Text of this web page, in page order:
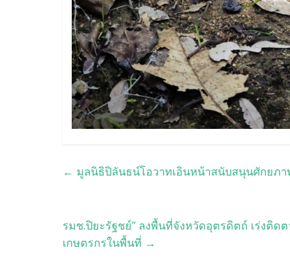
← มูลนิธิปิลันธน์โอวาทเอินหน้าสนับสนุนศักยภา
รมช.ปิยะรัฐชย์” ลงพื้นที่จังหวัดอุตรดิตถ์ เร่งติ
เกษตรกรในพื้นที่ →